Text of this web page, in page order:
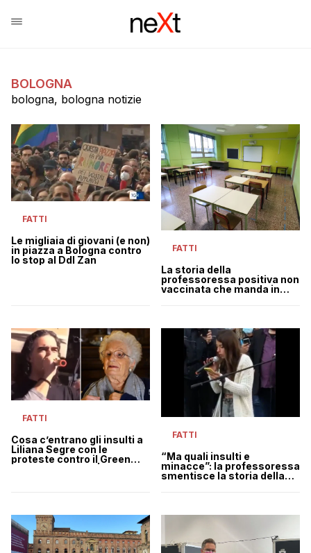
BOLOGNA
bologna, bologna notizie
FATTI
Le migliaia di giovani (e non)
in piazza a Bologna contro
lo stop al Ddl Zan
FATTI
La storia della
professoressa positiva non
vaccinata che manda in
FATTI
Cosa c’entrano gli insulti a
Liliana Segre con le
proteste contro il Green
FATTI
“Ma quali insulti e
minacce”: la professoressa
smentisce la storia della